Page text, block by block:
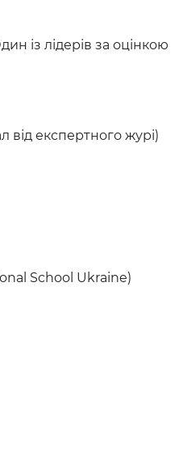
із лідерів за оцінкою
від експертного журі)
School Ukraine)